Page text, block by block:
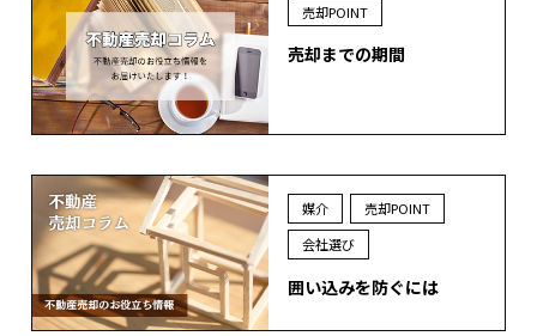
売却POINT
売却までの期間
媒介
売却POINT
会社選び
囲い込みを防ぐには